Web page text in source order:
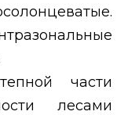
части
лесами